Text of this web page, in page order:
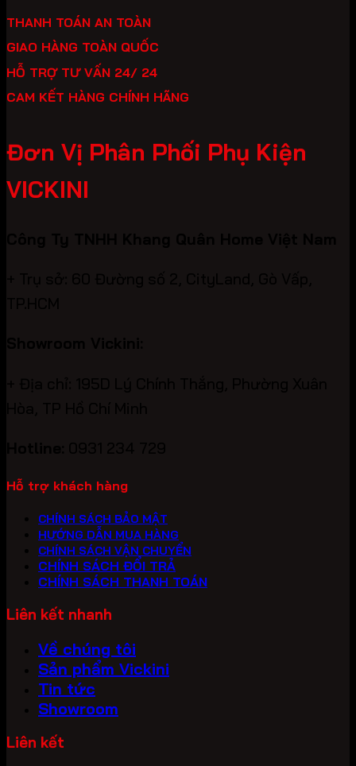
THANH TOÁN AN TOÀN
GIAO HÀNG TOÀN QUỐC
HỖ TRỢ TƯ VẤN 24/ 24
CAM KẾT HÀNG CHÍNH HÃNG
Đơn Vị Phân Phối Phụ Kiện
VICKINI
Hỗ trợ khách hàng
CHÍNH SÁCH BẢO MẬT
HƯỚNG DẪN MUA HÀNG
CHÍNH SÁCH VẬN CHUYỂN
CHÍNH SÁCH ĐỔI TRẢ
CHÍNH SÁCH THANH TOÁN
Liên kết nhanh
Về chúng tôi
Sản phẩm Vickini
Tin tức
Showroom
Liên kết